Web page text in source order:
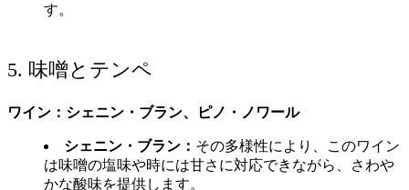
す。
5. 味噌とテンペ
ワイン：シェニン・ブラン、ピノ・ノワール
シェニン・ブラン： その多様性により、このワイン
は味噌の塩味や時には甘さに対応できながら、さわや
かな酸味を提供します。